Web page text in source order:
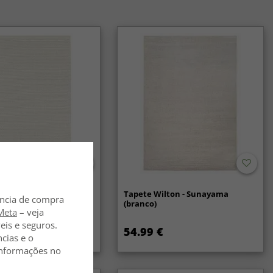
lã - Coastal (creme)
Tapete Wilton - Sunayama
(branco)
54.99 €
de compra
– veja
e seguros.
e o
no